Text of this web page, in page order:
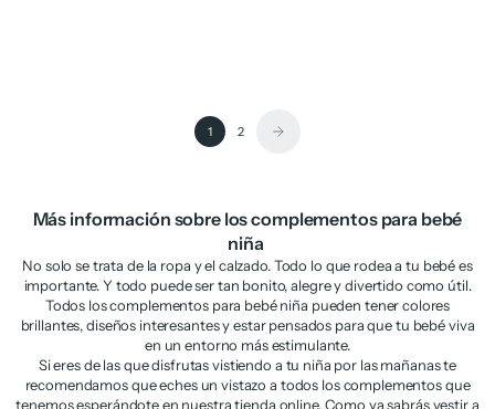
1 2
Más información sobre los complementos para bebé
niña
No solo se trata de la ropa y el calzado. Todo lo que rodea a tu bebé es
importante. Y todo puede ser tan bonito, alegre y divertido como útil.
Todos los complementos para bebé niña pueden tener colores
brillantes, diseños interesantes y estar pensados para que tu bebé viva
en un entorno más estimulante.
Si eres de las que disfrutas vistiendo a tu niña por las mañanas te
recomendamos que eches un vistazo a todos los complementos que
tenemos esperándote en nuestra tienda online. Como ya sabrás vestir a